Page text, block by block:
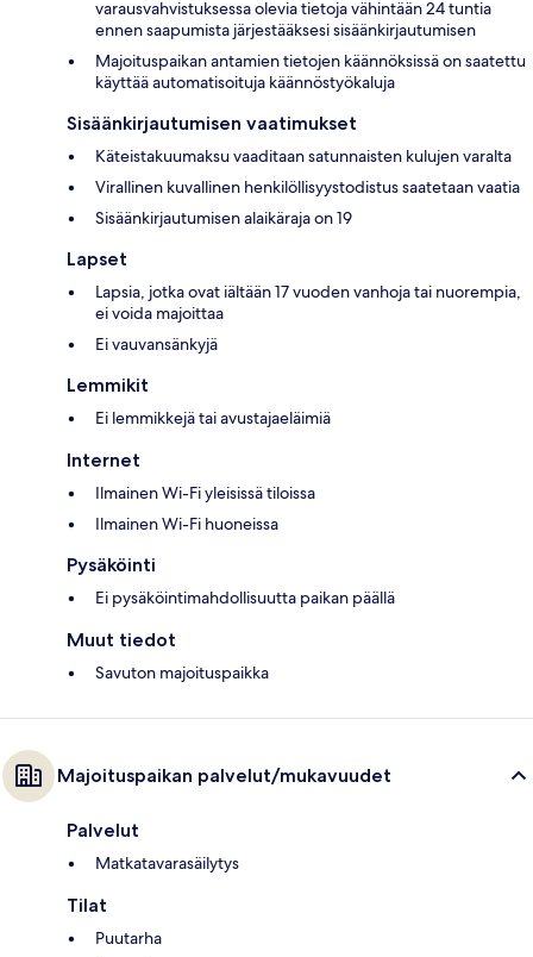
varausvahvistuksessa olevia tietoja vähintään 24 tuntia
ennen saapumista järjestääksesi sisäänkirjautumisen
Majoituspaikan antamien tietojen käännöksissä on saatettu
käyttää automatisoituja käännöstyökaluja
Sisäänkirjautumisen vaatimukset
Käteistakuumaksu vaaditaan satunnaisten kulujen varalta
Virallinen kuvallinen henkilöllisyystodistus saatetaan vaatia
Sisäänkirjautumisen alaikäraja on 19
Lapset
Lapsia, jotka ovat iältään 17 vuoden vanhoja tai nuorempia,
ei voida majoittaa
Ei vauvansänkyjä
Lemmikit
Ei lemmikkejä tai avustajaeläimiä
Internet
Ilmainen Wi-Fi yleisissä tiloissa
Ilmainen Wi-Fi huoneissa
Pysäköinti
Ei pysäköintimahdollisuutta paikan päällä
Muut tiedot
Savuton majoituspaikka
Majoituspaikan palvelut/mukavuudet
Palvelut
Matkatavarasäilytys
Tilat
Puutarha